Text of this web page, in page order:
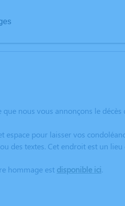
que nous vous annonçons le
espace pour laisser vos
des textes. Cet endroit est un
hommage est disponible ici.